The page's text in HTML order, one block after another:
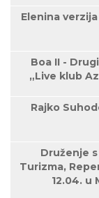
Elenina
Boa II -
„Live klub
Rajko
Druženje
Turizma,
12.04. u